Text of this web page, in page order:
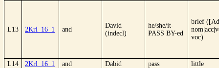
L13 2Krl_16_1 and
David
(indecl)
he/she/it-
PASS BY-ed
brief
voc)
L14 2Krl_16_1 and Dabid pass
little